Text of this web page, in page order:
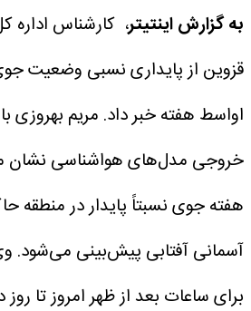
به گزارش اینتیتر، کارشناس اداره
قزوین از پایداری نسبی وضعیت
اواسط هفته خبر داد. مریم بهروزی
خروجی مدل‌های هواشناسی نشان
هفته جوی نسبتاً پایدار در منطقه
آسمانی آفتابی پیش‌بینی می‌شود.
برای ساعات بعد از ظهر امروز تا روز